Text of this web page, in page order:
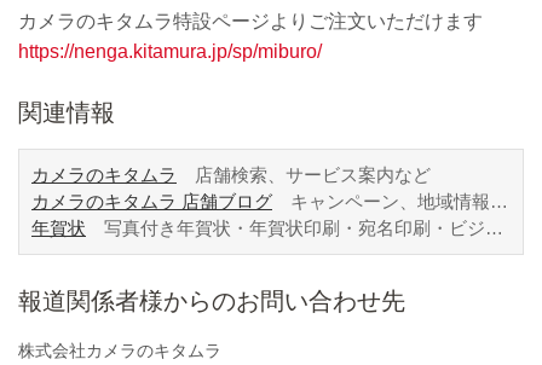
カメラのキタムラ特設ページよりご注文いただけます
https://nenga.kitamura.jp/sp/miburo/
関連情報
カメラのキタムラ
店舗検索、サービス案内など
カメラのキタムラ 店舗ブログ キャンペーン、地域情報など
年賀状 写真付き年賀状・年賀状印刷・宛名印刷・ビジネス年賀状
報道関係者様からのお問い合わせ先
株式会社カメラのキタムラ